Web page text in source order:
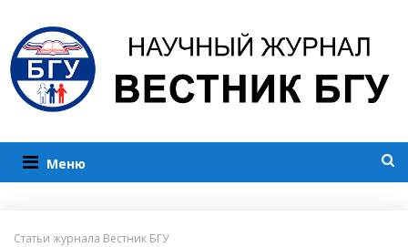
Меню
Статьи журнала Вестник БГУ